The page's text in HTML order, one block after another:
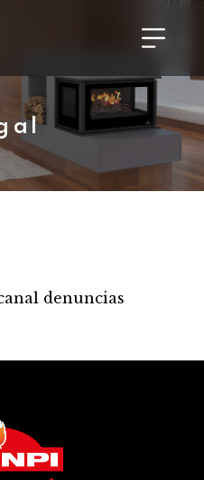
denuncias